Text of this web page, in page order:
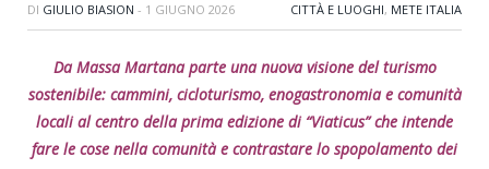
DI GIULIO BIASION - 1 GIUGNO 2026 CITTÀ E LUOGHI, METE ITALIA
Da Massa Martana parte una nuova visione del turismo
sostenibile: cammini, cicloturismo, enogastronomia e comunità
locali al centro della prima edizione di “Viaticus” che intende
fare le cose nella comunità e contrastare lo spopolamento dei